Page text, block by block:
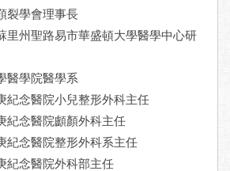
裂學會理事長
里州聖路易市華盛頓大學醫學中心研
醫學院醫學系
紀念醫院小兒整形外科主任
紀念醫院顱顏外科主任
紀念醫院整形外科系主任
紀念醫院外科部主任